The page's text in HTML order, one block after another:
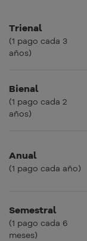
Trienal
(1 pago cada 3
años)
Bienal
(1 pago cada 2
años)
Anual
(1 pago cada año)
Semestral
(1 pago cada 6
meses)
$20.450 COP
$22.300 COP
$25.450 COP
$29.950 COP